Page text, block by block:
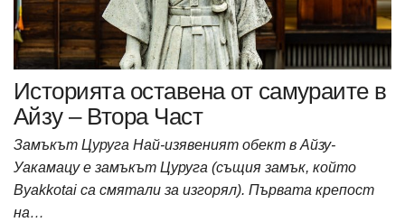
Историята оставена от самураите в
Айзу – Втора Част
Замъкът Цуруга Най-изявеният обект в Айзу-
Уакамацу е замъкът Цуруга (същия замък, който
Byakkotai са смятали за изгорял). Първата крепост
на…